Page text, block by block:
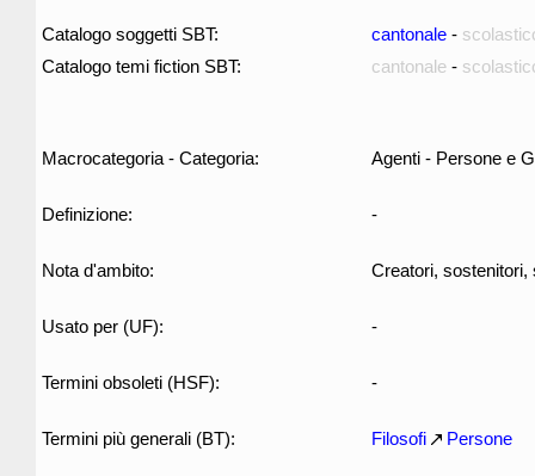
Catalogo soggetti SBT: cantonale -
Catalogo temi fiction SBT:
cantonale -
Macrocategoria - Categoria: Agenti - Persone e
Definizione: -
Nota d'ambito: Creatori, sostenitori,
Usato per (UF): -
Termini obsoleti (HSF): -
Termini più generali (BT): Filosofi Persone